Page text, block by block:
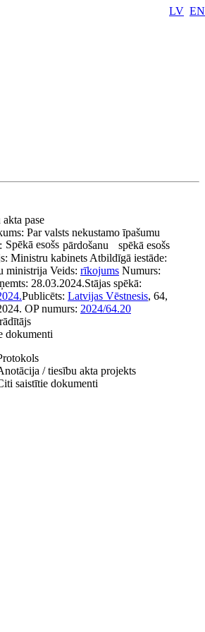
LV EN
pase
Par valsts nekustamo īpašumu
pārdošanu
Spēkā esošs
spēkā esošs
Ministru kabinets Atbildīgā iestāde:
ministrija Veids: rīkojums Numurs:
28.03.2024.Stājas spēkā:
Publicēts: Latvijas Vēstnesis, 64,
OP numurs: 2024/64.20
dokumenti
/ tiesību akta projekts
saistītie dokumenti